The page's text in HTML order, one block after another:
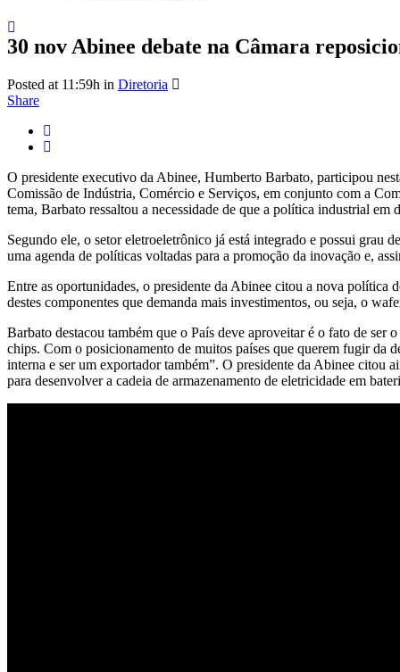
30 nov Abinee debate na Câmara
Posted at 11:59h in Diretoria
Share
O presidente executivo da Abinee, Humberto Barbato, participou
Comissão de Indústria, Comércio e Serviços, em conjunto com a
tema, Barbato ressaltou a necessidade de que a política industrial
Segundo ele, o setor eletroeletrônico já está integrado e possui grau
uma agenda de políticas voltadas para a promoção da inovação e,
Entre as oportunidades, o presidente da Abinee citou a nova política
destes componentes que demanda mais investimentos, ou seja, o
Barbato destacou também que o País deve aproveitar é o fato de
chips. Com o posicionamento de muitos países que querem fugir da
interna e ser um exportador também”. O presidente da Abinee citou
para desenvolver a cadeia de armazenamento de eletricidade em